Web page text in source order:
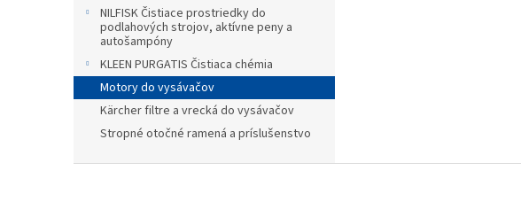
NILFISK Čistiace prostriedky do
podlahových strojov, aktívne peny a
autošampóny
KLEEN PURGATIS Čistiaca chémia
Motory do vysávačov
Kärcher filtre a vrecká do vysávačov
Stropné otočné ramená a príslušenstvo